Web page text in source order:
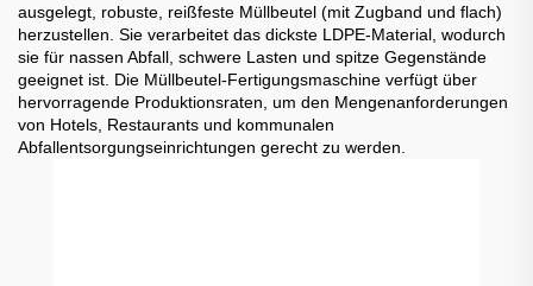
ausgelegt, robuste, reißfeste Müllbeutel (mit Zugband und flach)
herzustellen. Sie verarbeitet das dickste LDPE-Material, wodurch
sie für nassen Abfall, schwere Lasten und spitze Gegenstände
geeignet ist. Die Müllbeutel-Fertigungsmaschine verfügt über
hervorragende Produktionsraten, um den Mengenanforderungen
von Hotels, Restaurants und kommunalen
Abfallentsorgungseinrichtungen gerecht zu werden.